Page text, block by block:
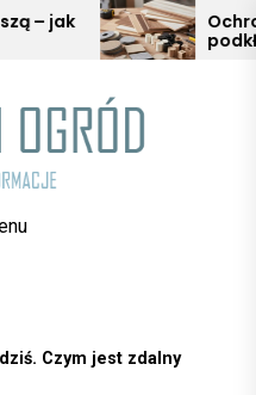
Ochrona mebli i podłóg
podkładki, ślizgacze i
w aranżacji wnętrz
Czym jest zdalny